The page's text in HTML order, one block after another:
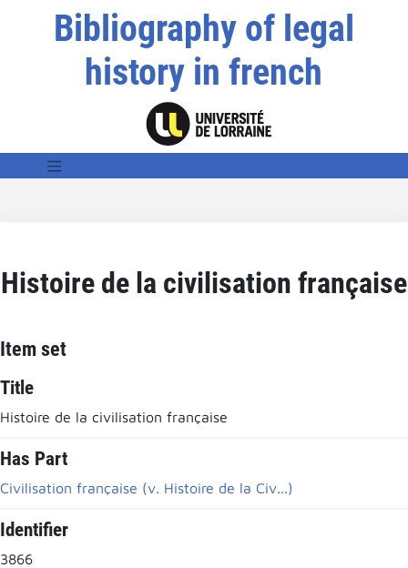
Bibliography of legal
history in french
Histoire de la civilisation française
Item set
Title
Histoire de la civilisation française
Has Part
Civilisation française (v. Histoire de la Civ...)
Identifier
3866